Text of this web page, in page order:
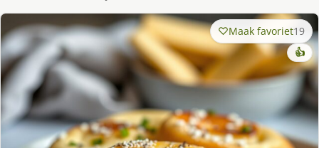
Maak favoriet19
👍